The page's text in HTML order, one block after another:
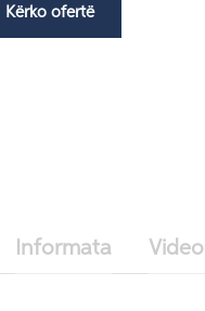
Kërko ofertë
Informata Video